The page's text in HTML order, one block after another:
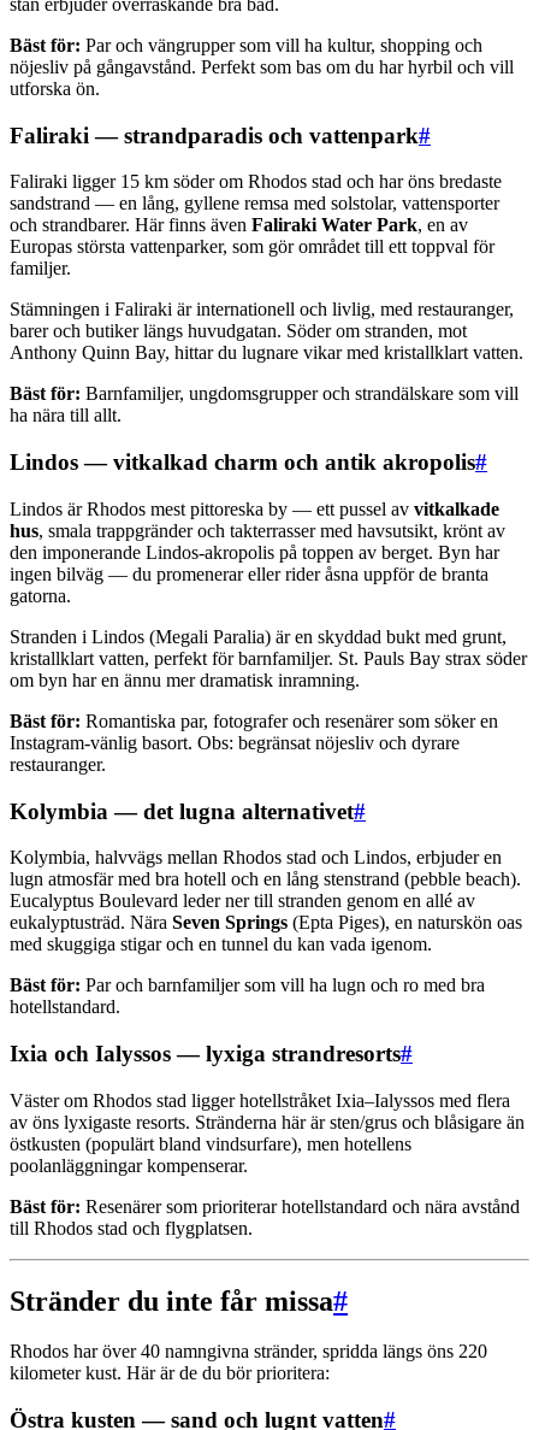
stan erbjuder överraskande bra bad.
Bäst för: Par och vängrupper som vill ha kultur, shopping och
nöjesliv på gångavstånd. Perfekt som bas om du har hyrbil och vill
utforska ön.
Faliraki — strandparadis och vattenpark#
Faliraki ligger 15 km söder om Rhodos stad och har öns bredaste
sandstrand — en lång, gyllene remsa med solstolar, vattensporter
och strandbarer. Här finns även Faliraki Water Park, en av
Europas största vattenparker, som gör området till ett toppval för
familjer.
Stämningen i Faliraki är internationell och livlig, med restauranger,
barer och butiker längs huvudgatan. Söder om stranden, mot
Anthony Quinn Bay, hittar du lugnare vikar med kristallklart vatten.
Bäst för: Barnfamiljer, ungdomsgrupper och strandälskare som vill
ha nära till allt.
Lindos — vitkalkad charm och antik akropolis#
Lindos är Rhodos mest pittoreska by — ett pussel av vitkalkade
hus, smala trappgränder och takterrasser med havsutsikt, krönt av
den imponerande Lindos-akropolis på toppen av berget. Byn har
ingen bilväg — du promenerar eller rider åsna uppför de branta
gatorna.
Stranden i Lindos (Megali Paralia) är en skyddad bukt med grunt,
kristallklart vatten, perfekt för barnfamiljer. St. Pauls Bay strax söder
om byn har en ännu mer dramatisk inramning.
Bäst för: Romantiska par, fotografer och resenärer som söker en
Instagram-vänlig basort. Obs: begränsat nöjesliv och dyrare
restauranger.
Kolymbia — det lugna alternativet#
Kolymbia, halvvägs mellan Rhodos stad och Lindos, erbjuder en
lugn atmosfär med bra hotell och en lång stenstrand (pebble beach).
Eucalyptus Boulevard leder ner till stranden genom en allé av
eukalyptusträd. Nära Seven Springs (Epta Piges), en naturskön oas
med skuggiga stigar och en tunnel du kan vada igenom.
Bäst för: Par och barnfamiljer som vill ha lugn och ro med bra
hotellstandard.
Ixia och Ialyssos — lyxiga strandresorts#
Väster om Rhodos stad ligger hotellstråket Ixia–Ialyssos med flera
av öns lyxigaste resorts. Stränderna här är sten/grus och blåsigare än
östkusten (populärt bland vindsurfare), men hotellens
poolanläggningar kompenserar.
Bäst för: Resenärer som prioriterar hotellstandard och nära avstånd
till Rhodos stad och flygplatsen.
Stränder du inte får missa#
Rhodos har över 40 namngivna stränder, spridda längs öns 220
kilometer kust. Här är de du bör prioritera:
Östra kusten — sand och lugnt vatten#